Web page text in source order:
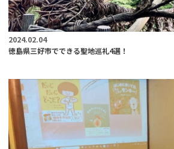
2024.02.04
徳島県三好市でできる聖地巡礼4選！